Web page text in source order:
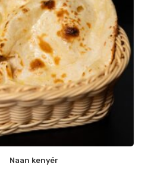
Naan kenyér